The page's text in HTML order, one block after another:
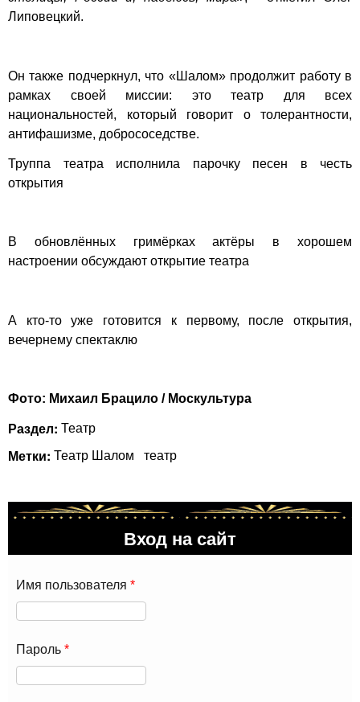
Липовецкий.
Он также подчеркнул, что «Шалом» продолжит работу в
рамках своей миссии: это театр для всех
национальностей, который говорит о толерантности,
антифашизме, добрососедстве.
Труппа театра исполнила парочку песен в честь
открытия
В обновлённых гримёрках актёры в хорошем
настроении обсуждают открытие театра
А кто-то уже готовится к первому, после открытия,
вечернему спектаклю
Фото: Михаил Брацило / Москультура
Раздел: Театр
Метки: Театр Шалом театр
Вход на сайт
Имя пользователя *
Пароль *